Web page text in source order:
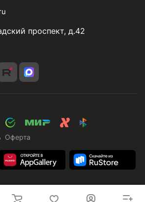
проспект, д.42
Оферта